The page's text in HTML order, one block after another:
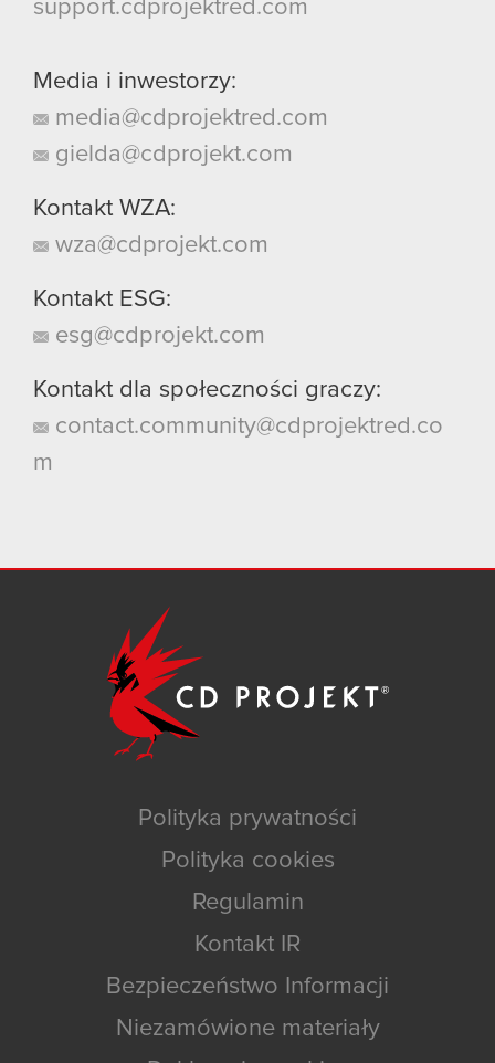
support.cdprojektred.com
Media i inwestorzy:
media@cdprojektred.com
gielda@cdprojekt.com
Kontakt WZA:
wza@cdprojekt.com
Kontakt ESG:
esg@cdprojekt.com
Kontakt dla społeczności graczy:
contact.community@cdprojektred.co
m
Polityka prywatności
Polityka cookies
Regulamin
Kontakt IR
Bezpieczeństwo Informacji
Niezamówione materiały